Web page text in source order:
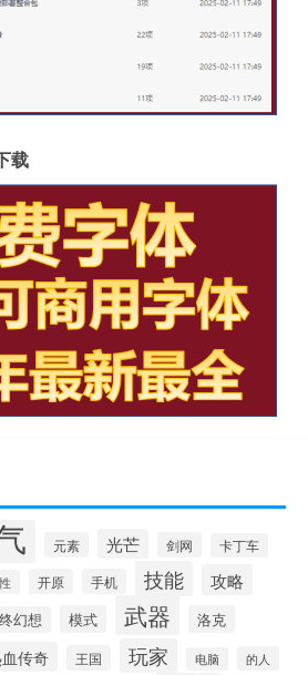
载
元素 光芒 剑网 卡丁车
开原 手机 技能 攻略
幻想 模式 武器 洛克
传奇 王国 玩家 电脑 的人